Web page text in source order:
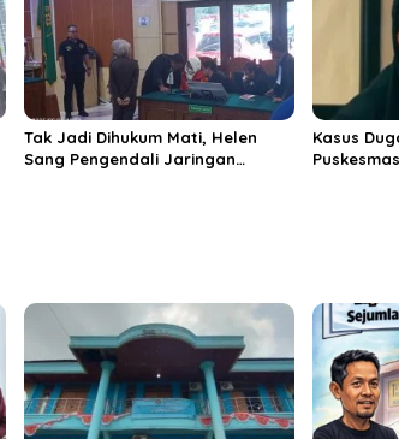
Tak Jadi Dihukum Mati, Helen
Sang Pengendali Jaringan
Kasus